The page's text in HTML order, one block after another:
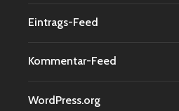
Eintrags-Feed
Kommentar-Feed
WordPress.org